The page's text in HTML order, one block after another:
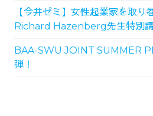
【今井ゼミ】女性起業家を取
Richard Hazenberg先生特別
BAA-SWU JOINT SUMMER
弾！